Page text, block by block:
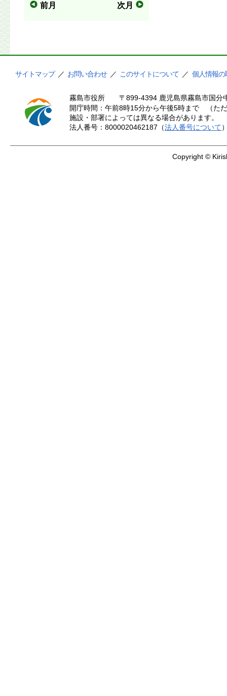
前月 次月
サイトマップ ／ お問い合わせ ／ このサイトについて ／ 個人情報の
霧島市役所
〒899-4394 鹿児島県霧島市国
開庁時間：午前8時15分から午後5時まで （た
施設・部署によっては異なる場合があります。
法人番号：8000020462187（法人番号について
Copyright ©